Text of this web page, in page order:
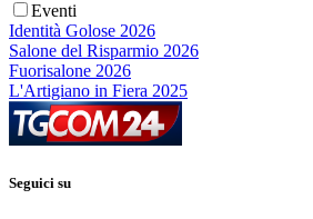
Eventi
Identità Golose 2026
Salone del Risparmio 2026
Fuorisalone 2026
L'Artigiano in Fiera 2025
Seguici su